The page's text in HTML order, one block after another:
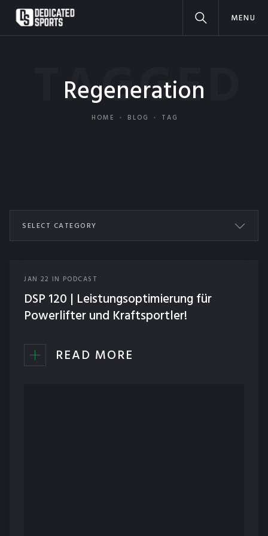
MENU
Regeneration
TAGGED
HOME BLOG TAG
SELECT CATEGORY
ERNÄHRUNG
NEWS
TECHNIK
JAN 22 IN PODCAST
DSP 120 | Leistungsoptimierung für
Powerlifter und Kraftsportler!
READ MORE